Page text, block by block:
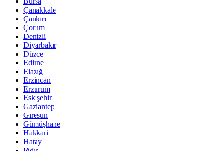
Çanakkale
Çankırı
Çorum
Denizli
Diyarbakır
Düzce
Edirne
Elazığ
Erzincan
Erzurum
Eskişehir
Gaziantep
Giresun
Gümüşhane
Hakkari
Hatay